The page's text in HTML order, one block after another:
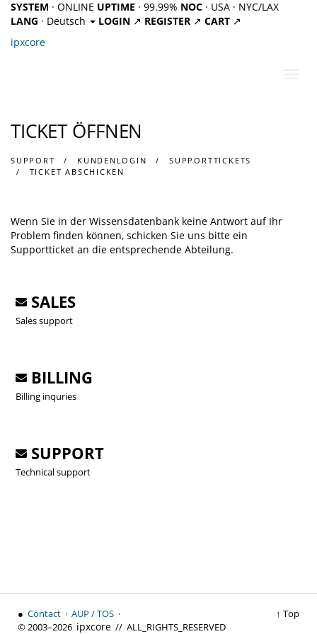
SYSTEM · ONLINE UPTIME · 99.99% NOC · USA · NYC/LAX
LANG · Deutsch LOGIN ↗ REGISTER ↗ CART ↗
ipxcore
TICKET ÖFFNEN
SUPPORT KUNDENLOGIN
SUPPORTTICKETS
TICKET ABSCHICKEN
Wenn Sie in der Wissensdatenbank keine Antwort auf Ihr
Problem finden können, schicken Sie uns bitte ein
Supportticket an die entsprechende Abteilung.
SALES
Sales support
BILLING
Billing inquries
SUPPORT
Technical support
● Contact · AUP / TOS ·
↑ Top
© 2003–2026 ipxcore // ALL_RIGHTS_RESERVED